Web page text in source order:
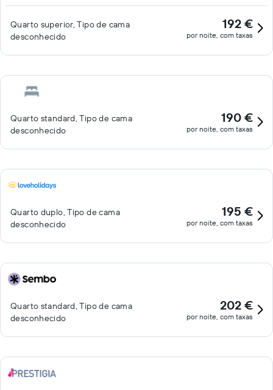
Quarto superior, Tipo de cama
desconhecido
192 €
por noite, com taxas
Quarto standard, Tipo de cama
desconhecido
190 €
por noite, com taxas
Quarto duplo, Tipo de cama
desconhecido
195 €
por noite, com taxas
Quarto standard, Tipo de cama
desconhecido
202 €
por noite, com taxas